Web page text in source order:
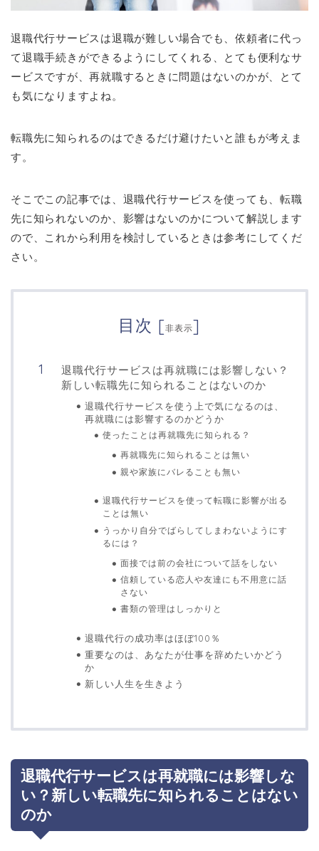
退職代行サービスは退職が難しい場合でも、依頼者に代っ
て退職手続きができるようにしてくれる、とても便利なサ
ービスですが、再就職するときに問題はないのかが、とて
も気になりますよね。
転職先に知られるのはできるだけ避けたいと誰もが考えま
す。
そこでこの記事では、退職代行サービスを使っても、転職
先に知られないのか、影響はないのかについて解説します
ので、これから利用を検討しているときは参考にしてくだ
さい。
目次 [非表示]
退職代行サービスは再就職には影響しない？
新しい転職先に知られることはないのか
退職代行サービスを使う上で気になるのは、
再就職には影響するのかどうか
使ったことは再就職先に知られる？
再就職先に知られることは無い
親や家族にバレることも無い
退職代行サービスを使って転職に影響が出る
ことは無い
うっかり自分でばらしてしまわないようにす
るには？
面接では前の会社について話をしない
信頼している恋人や友達にも不用意に話
さない
書類の管理はしっかりと
退職代行の成功率はほぼ100％
重要なのは、あなたが仕事を辞めたいかどう
か
新しい人生を生きよう
退職代行サービスは再就職には影響しな
い？新しい転職先に知られることはない
のか